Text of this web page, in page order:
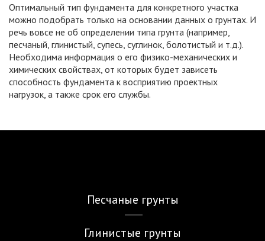
Оптимальный тип фундамента для конкретного участка
можно подобрать только на основании данных о грунтах. И
речь вовсе не об определении типа грунта (например,
песчаный, глинистый, супесь, суглинок, болотистый и т.д.).
Необходима информация о его физико-механических и
химических свойствах, от которых будет зависеть
способность фундамента к восприятию проектных
нагрузок, а также срок его службы.
Песчаные грунты
Глинистые грунты